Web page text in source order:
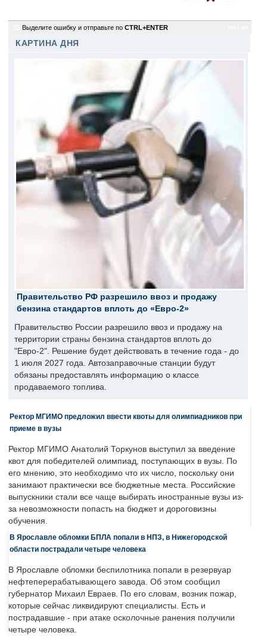
Выделите ошибку и отправьте по CTRL+ENTER
КАРТИНА ДНЯ
Правительство РФ разрешило ввоз и продажу
бензина стандартов вплоть до «Евро-2»
Правительство России разрешило ввоз и продажу на
территории страны бензина стандартов вплоть до
"Евро-2". Решение будет действовать в течение года - до
1 июля 2027 года. Автозаправочные станции будут
обязаны предоставлять информацию о классе
продаваемого топлива.
Ректор МГИМО предложил ввести квоты для олимпиадников при
приеме в вузы
Ректор МГИМО Анатолий Торкунов выступил за введение
квот для победителей олимпиад, поступающих в вузы. По
его мнению, это необходимо что их число, поскольку они
занимают практически все бюджетные места. Российские
выпускники стали все чаще выбирать иностранные вузы из-
за невозможности попасть на бюджет и дороговизны
обучения.
В Ярославле обломки БПЛА попали в НПЗ, в Нижегородской
области пострадали четыре человека
В Ярославле обломки беспилотника попали в резервуар
нефтеперерабатывающего завода. Об этом сообщил
губернатор Михаил Евраев. По его словам, возник пожар,
которые сейчас ликвидируют специалисты. Есть и
пострадавшие - при атаке осколочные ранения получили
четыре человека.